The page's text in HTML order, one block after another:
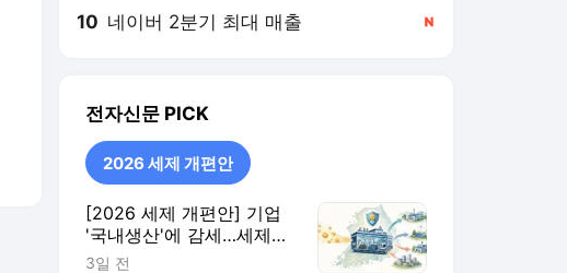
10 네이버 2분기 최대 매출
전자신문 PICK
2026 세제 개편안
[2026 세제 개편안] 기업
'국내생산'에 감세…세제로
산업·자금 지방행 유도
3일 전